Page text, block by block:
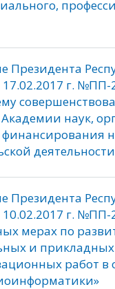
Президента
17.02.2017 г.
наук,
Президента
10.02.2017 г. №ПП-
мерах по
и
работ в